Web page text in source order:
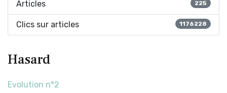
Articles 225
Clics sur articles 1176228
Hasard
Evolution n°2